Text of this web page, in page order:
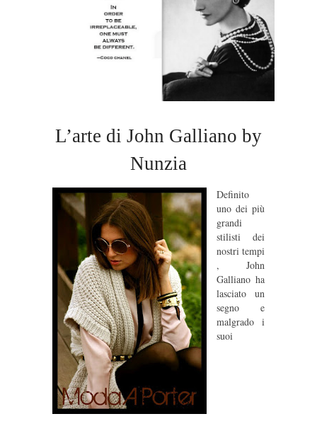
L’arte di John Galliano by
Nunzia
Definito
uno dei più
grandi
stilisti dei
nostri tempi
,
John
Galliano ha
lasciato un
segno e
malgrado i
suoi